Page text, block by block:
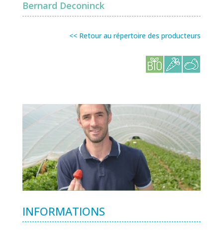
Bernard Deconinck
<< Retour au répertoire des producteurs
INFORMATIONS